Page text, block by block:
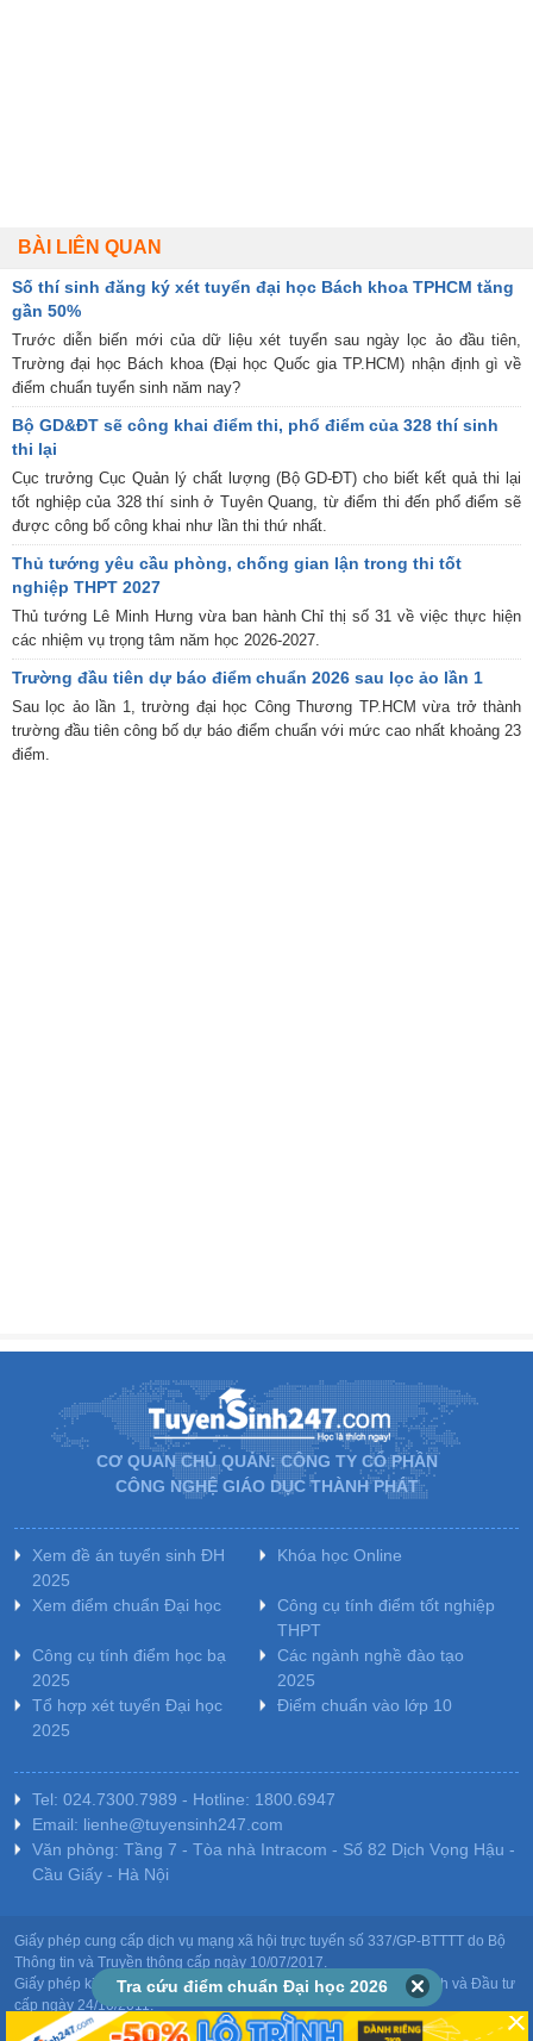
BÀI LIÊN QUAN
Số thí sinh đăng ký xét tuyển đại học Bách khoa TPHCM tăng
gần 50%
Trước diễn biến mới của dữ liệu xét tuyển sau ngày lọc ảo đầu tiên,
Trường đại học Bách khoa (Đại học Quốc gia TP.HCM) nhận định gì về
điểm chuẩn tuyển sinh năm nay?
Bộ GD&ĐT sẽ công khai điểm thi, phổ điểm của 328 thí sinh
thi lại
Cục trưởng Cục Quản lý chất lượng (Bộ GD-ĐT) cho biết kết quả thi lại
tốt nghiệp của 328 thí sinh ở Tuyên Quang, từ điểm thi đến phổ điểm sẽ
được công bố công khai như lần thi thứ nhất.
Thủ tướng yêu cầu phòng, chống gian lận trong thi tốt
nghiệp THPT 2027
Thủ tướng Lê Minh Hưng vừa ban hành Chỉ thị số 31 về việc thực hiện
các nhiệm vụ trọng tâm năm học 2026-2027.
Trường đầu tiên dự báo điểm chuẩn 2026 sau lọc ảo lần 1
Sau lọc ảo lần 1, trường đại học Công Thương TP.HCM vừa trở thành
trường đầu tiên công bố dự báo điểm chuẩn với mức cao nhất khoảng 23
điểm.
CƠ QUAN CHỦ QUẢN: CÔNG TY CỔ PHẦN
CÔNG NGHỆ GIÁO DỤC THÀNH PHÁT
Xem đề án tuyển sinh ĐH
2025
Khóa học Online
Xem điểm chuẩn Đại học
Công cụ tính điểm tốt nghiệp
THPT
Công cụ tính điểm học bạ
2025
Các ngành nghề đào tạo
2025
Tổ hợp xét tuyển Đại học
2025
Điểm chuẩn vào lớp 10
Tel: 024.7300.7989 - Hotline: 1800.6947
Email: lienhe@tuyensinh247.com
Văn phòng: Tầng 7 - Tòa nhà Intracom - Số 82 Dịch Vọng Hậu -
Cầu Giấy - Hà Nội
Giấy phép cung cấp dịch vụ mạng xã hội trực tuyến số 337/GP-BTTTT do Bộ
Thông tin và Truyền thông cấp ngày 10/07/2017.
Giấy phép kinh doanh giáo dục: MST-0106478082 do Sở Kế hoạch và Đầu tư
cấp ngày 24/10/2011.
Chịu trách nhiệm nội dung: Phạm Đức Tuệ.
Tra cứu điểm chuẩn Đại học 2026